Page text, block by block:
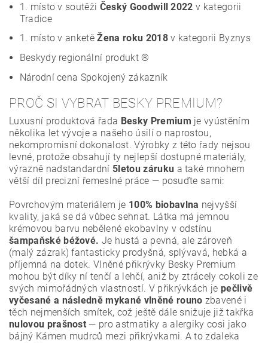
1. místo v soutěži Český Goodwill 2022 v kategorii
Tradice
1. místo v anketěŽena roku 2018v kategorii Byznys
Beskydy regionální produkt ®
Národní cena Spokojený zákazník
PROČ SI VYBRAT BESKY PREMIUM?
Luxusní produktová řada Besky Premium je vyústěním
několika let vývoje a našeho úsilí o naprostou,
nekompromisní dokonalost. Výrobky z této řady nejsou
levné, protože obsahují ty nejlepší dostupné materiály,
výrazně nadstandardní 5letou záruku a také mnohem
větší díl precizní řemeslné práce — posuďte sami:
Povrchovým materiálem je 100% biobavlna nejvyšší
kvality, jaká se dá vůbec sehnat. Látka má jemnou
krémovou barvu nebělené ekobavlny v odstínu
šampaňské béžové. Je hustá a pevná, ale zároveň
(malý zázrak) fantasticky prodyšná, splývavá, hebká a
příjemná na dotek. Vlněné přikrývky Besky Premium
mohou být díky ní tenčí a lehčí, aniž by ztrácely cokoli ze
svých mimořádných vlastností. V přikrývkách jepečlivě
vyčesané a následně mykané vlněné rouno zbavené i
těch nejmenších smítek, což ještě dále snižuje již takřka
nulovou prašnost — pro astmatiky a alergiky cosi jako
bájný Kámen mudrců mezi přikrývkami. A to zdaleka